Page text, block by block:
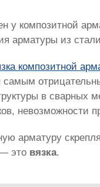
у композитной
арматуры из
композитной
самым
в сварных
невозможности
арматуру
это вязка.